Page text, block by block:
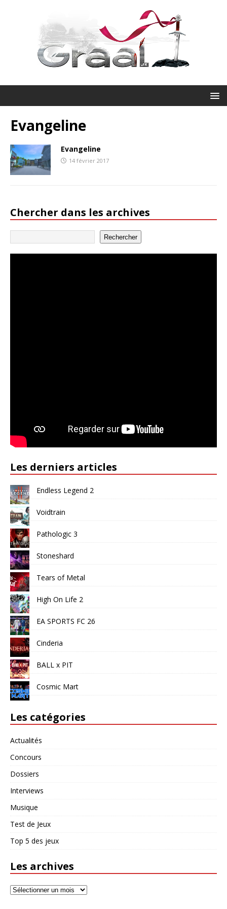
Evangeline
Evangeline
14 février 2017
Chercher dans les archives
Rechercher
Les derniers articles
Endless Legend 2
Voidtrain
Pathologic 3
Stoneshard
Tears of Metal
High On Life 2
EA SPORTS FC 26
Cinderia
BALL x PIT
Cosmic Mart
Les catégories
Actualités
Concours
Dossiers
Interviews
Musique
Test de Jeux
Top 5 des jeux
Les archives